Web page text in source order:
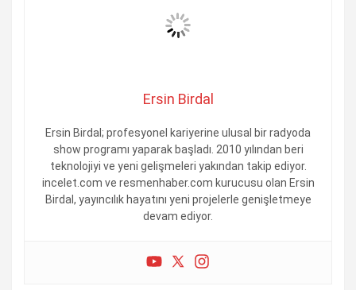
Ersin Birdal
Ersin Birdal; profesyonel kariyerine ulusal bir radyoda
show programı yaparak başladı. 2010 yılından beri
teknolojiyi ve yeni gelişmeleri yakından takip ediyor.
incelet.com ve resmenhaber.com kurucusu olan Ersin
Birdal, yayıncılık hayatını yeni projelerle genişletmeye
devam ediyor.